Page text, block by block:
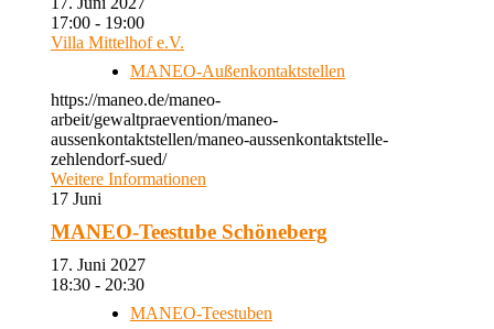
17:00 - 19:00
Villa Mittelhof e.V.
MANEO-Außenkontaktstellen
https://maneo.de/maneo-
arbeit/gewaltpraevention/maneo-
aussenkontaktstellen/maneo-aussenkontaktstelle-
zehlendorf-sued/
Weitere Informationen
17 Juni
MANEO-Teestube Schöneberg
17. Juni 2027
18:30 - 20:30
MANEO-Teestuben